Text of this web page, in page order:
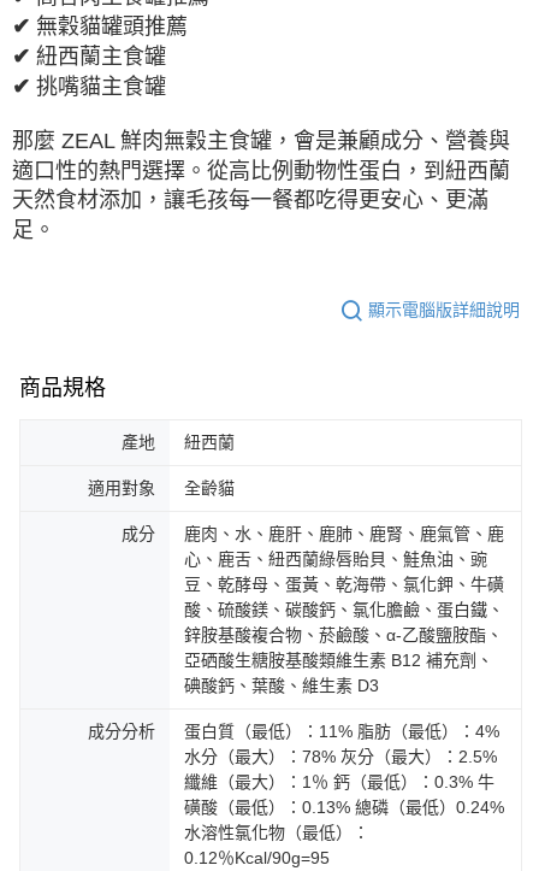
✔ 無穀貓罐頭推薦
✔ 紐西蘭主食罐
✔ 挑嘴貓主食罐
那麼 ZEAL 鮮肉無穀主食罐，會是兼顧成分、營養與
適口性的熱門選擇。從高比例動物性蛋白，到紐西蘭
天然食材添加，讓毛孩每一餐都吃得更安心、更滿
足。
顯示電腦版詳細說明
商品規格
產地 紐西蘭
適用對象 全齡貓
成分
鹿肉、水、鹿肝、鹿肺、鹿腎、鹿氣管、鹿
心、鹿舌、紐西蘭綠唇貽貝、鮭魚油、豌
豆、乾酵母、蛋黃、乾海帶、氯化鉀、牛磺
酸、硫酸鎂、碳酸鈣、氯化膽鹼、蛋白鐵、
鋅胺基酸複合物、菸鹼酸、α-乙酸鹽胺酯、
亞硒酸生糖胺基酸類維生素 B12 補充劑、
碘酸鈣、葉酸、維生素 D3
成分分析
蛋白質（最低）：11% 脂肪（最低）：4%
水分（最大）：78% 灰分（最大）：2.5%
纖維（最大）：1％ 鈣（最低）：0.3% 牛
磺酸（最低）：0.13% 總磷（最低）0.24%
水溶性氯化物（最低）：
0.12％Kcal/90g=95